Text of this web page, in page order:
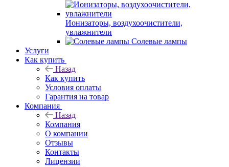
Ионизаторы, воздухоочистители,
увлажнители
Солевые лампы
Услуги
Как купить
Назад
Как купить
Условия оплаты
Гарантия на товар
Компания
Назад
Компания
О компании
Отзывы
Контакты
Лицензии